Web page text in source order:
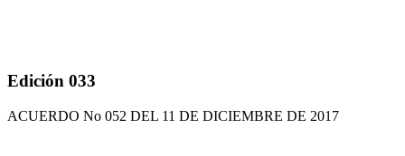
Edición 033
ACUERDO No 052 DEL 11 DE DICIEMBRE DE 2017